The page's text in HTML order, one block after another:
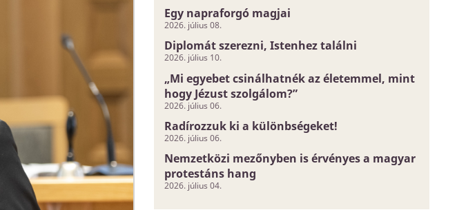
Egy napraforgó magjai
2026. július 08.
Diplomát szerezni, Istenhez találni
2026. július 10.
„Mi egyebet csinálhatnék az életemmel, mint
hogy Jézust szolgálom?”
2026. július 06.
Radírozzuk ki a különbségeket!
2026. július 06.
Nemzetközi mezőnyben is érvényes a magyar
protestáns hang
2026. július 04.